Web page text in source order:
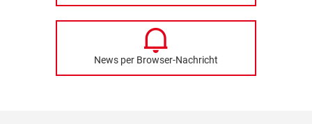
News per Browser-Nachricht